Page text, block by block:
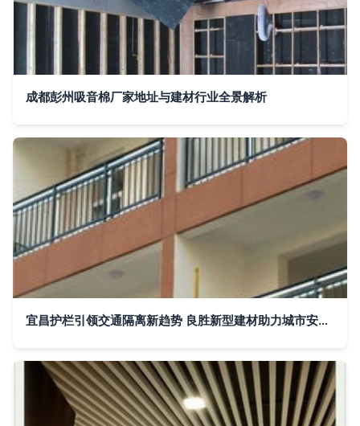
成都彭州吸音棉厂家地址与建材行业全景解析
宜昌护栏引领交通隔离新趋势 良胜新型建材助力城市安全与美观兼备